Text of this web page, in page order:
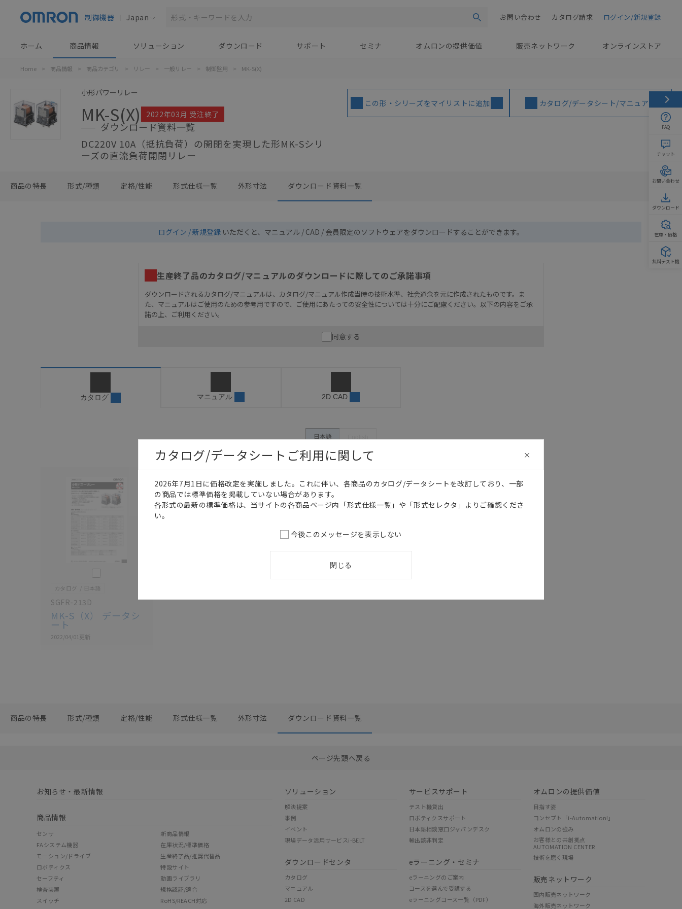
制御機器 Japan 検索 ログイン/新規登録
カタログ請求
お問い合わせ
ホーム 商品情報 ソリューション ダウンロード サポート セミナ オムロンの提供価値 販売ネットワーク オンラインストア
Home > 商品情報 > 商品カテゴリ > リレー > 一般リレー > 制御盤用 > MK-S(X)
小形パワーリレー
MK-S(X) 2022年03月 受注終了
ダウンロード資料一覧
DC220V 10A（抵抗負荷）の開閉を実現した形MK-Sシリ
ーズの直流負荷開閉リレー
この形・シリーズをマイリストに追加 カタログ/データシート/マニュアル
商品の特長 形式/種類 定格/性能 形式仕様一覧 外形寸法 ダウンロード資料一覧
ログイン / 新規登録 いただくと、マニュアル / CAD / 会員限定のソフトウェアをダウンロードすることができます。
生産終了品のカタログ/マニュアルのダウンロードに際してのご承諾事項
ダウンロードされるカタログ/マニュアルは、カタログ/マニュアル作成当時の技術水準、社会通念を元に作成されたものです。ま
た、マニュアルはご使用のための参考用ですので、ご使用にあたっての安全性については十分にご配慮ください。以下の内容をご承
諾の上、ご利用ください。
お客様が本製品を人命や財産に重大な危険を及ぼすような用途に使用される場合には、システム全体として危険を知らせたり、冗
長設計により必要な安全性を確保できるよう設計されていること、および本製品が全体の中で意図した用途に対して適切に配電・
カタログ/マニュアルに記載されているアプリケーション事例は参考用ですので、ご採用に際しては機器・装置の機能や安全性を
記載されているサービス内容や連絡先等は作成当時のものであり、変更・改定させていただいている可能性があります。改めて当
同意する
カタログ マニュアル 2D CAD
日本語
カタログ 日本語
SGFR-213D
MK-S（X） データシ
ート
2022/04/01更新
0 選択したファイルを一括ダウンロード
商品の特長 形式/種類 定格/性能 形式仕様一覧 外形寸法 ダウンロード資料一覧
ページ先頭へ戻る
お知らせ・最新情報
商品情報
センサ
FAシステム機器
モーション/ドライブ
ロボティクス
セーフティ
検査装置
スイッチ
新商品情報
在庫状況/標準価格
生産終了品/推奨代替品
特設サイト
動画ライブラリ
規格認証/適合
RoHS/REACH対応
ソリューション
解決提案
事例
イベント
現場データ活用サービスi-BELT
ダウンロードセンタ
カタログ
マニュアル
2D CAD
サービスサポート
テスト機貸出
ロボティクスサポート
日本語相談窓口ジャパンデスク
輸出該非判定
eラーニング・セミナ
eラーニングのご案内
コースを選んで受講する
eラーニングコース一覧（PDF）
オムロンの提供価値
目指す姿
コンセプト「i-Automation!」
オムロンの強み
お客様との共創拠点
AUTOMATION CENTER
技術を磨く現場
販売ネットワーク
国内販売ネットワーク
海外販売ネットワーク
FAQ
チャット
お問い合わせ
ダウンロード
在庫・価格
無料テスト機
カタログ/データシートご利用に関して
2026年7月1日に価格改定を実施しました。これに伴い、各商品のカタログ/データシートを改訂しており、一部
の商品では標準価格を掲載していない場合があります。
各形式の最新の標準価格は、当サイトの各商品ページ内「形式仕様一覧」や「形式セレクタ」よりご確認くださ
い。
今後このメッセージを表示しない
閉じる